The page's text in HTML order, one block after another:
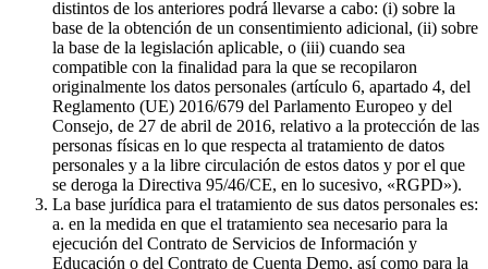
distintos de los anteriores podrá llevarse a cabo: (i) sobre la
base de la obtención de un consentimiento adicional, (ii) sobre
la base de la legislación aplicable, o (iii) cuando sea
compatible con la finalidad para la que se recopilaron
originalmente los datos personales (artículo 6, apartado 4, del
Reglamento (UE) 2016/679 del Parlamento Europeo y del
Consejo, de 27 de abril de 2016, relativo a la protección de las
personas físicas en lo que respecta al tratamiento de datos
personales y a la libre circulación de estos datos y por el que
se deroga la Directiva 95/46/CE, en lo sucesivo, «RGPD»).
La base jurídica para el tratamiento de sus datos personales es:
a. en la medida en que el tratamiento sea necesario para la
ejecución del Contrato de Servicios de Información y
Educación o del Contrato de Cuenta Demo, así como para la